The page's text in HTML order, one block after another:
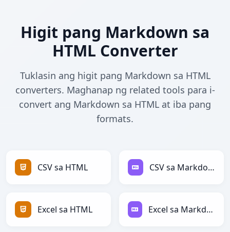
Higit pang Markdown sa
HTML Converter
Tuklasin ang higit pang Markdown sa HTML
converters. Maghanap ng related tools para i-
convert ang Markdown sa HTML at iba pang
formats.
CSV sa HTML CSV sa Markdown
Excel sa HTML Excel sa Markdown